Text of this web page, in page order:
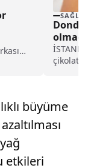
SAĞLIK
büyüme
etkileri